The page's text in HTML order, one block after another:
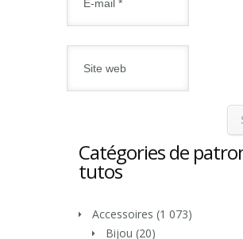
Catégories de
tutos
Accessoires (1 073)
Bijou (20)